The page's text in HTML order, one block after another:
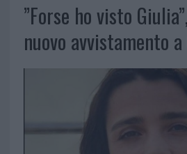
”Forse ho visto
nuovo avvistamento